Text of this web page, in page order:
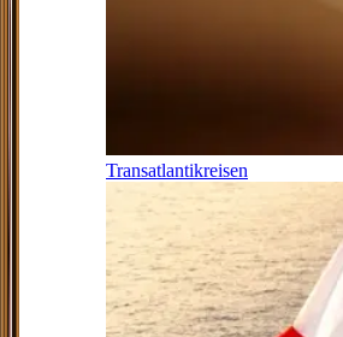
Transatlantikreisen